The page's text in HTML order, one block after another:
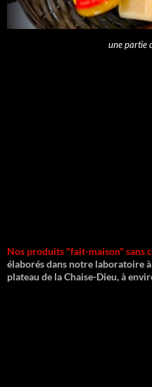
une partie
Nos produits "fait-maison" sans
élaborés dans notre laboratoire
plateau de la Chaise-Dieu, à